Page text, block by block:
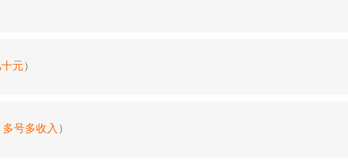
元）
号多收入）